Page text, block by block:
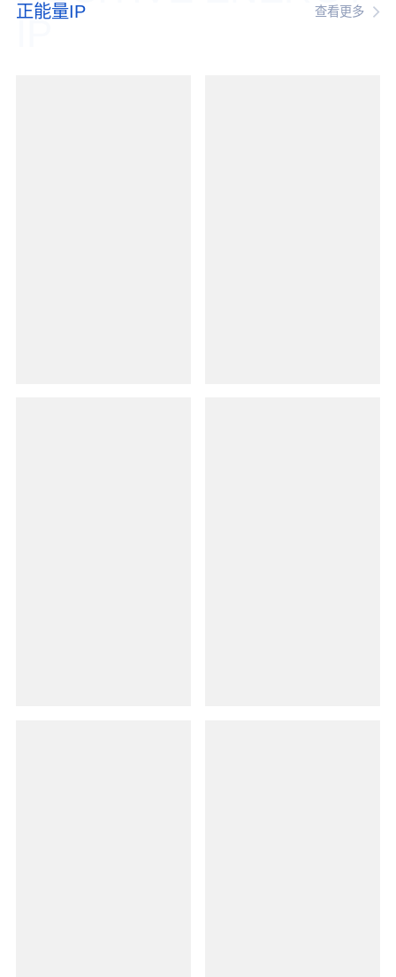
IP
正能量IP 查看更多